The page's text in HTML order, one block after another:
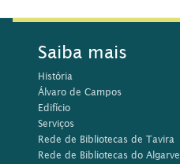
Saiba mais
História
Álvaro de Campos
Edifício
Serviços
Rede de Bibliotecas de Tavira
Rede de Bibliotecas do Algarve